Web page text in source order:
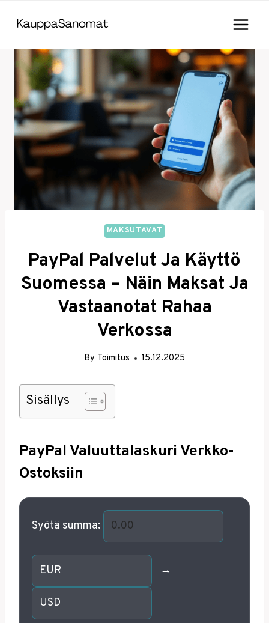
MAKSUTAVAT
PayPal Palvelut Ja Käyttö
Suomessa – Näin Maksat Ja
Vastaanotat Rahaa
Verkossa
By Toimitus 15.12.2025
Sisällys
PayPal Valuuttalaskuri Verkko-
Ostoksiin
Syötä summa:
→